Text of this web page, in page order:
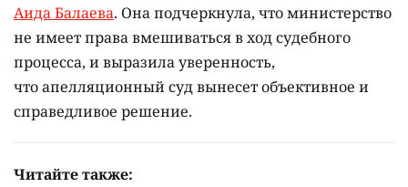
Аида Балаева. Она подчеркнула, что министерство
не имеет права вмешиваться в ход судебного
процесса, и выразила уверенность,
что апелляционный суд вынесет объективное и
справедливое решение.
Читайте также: